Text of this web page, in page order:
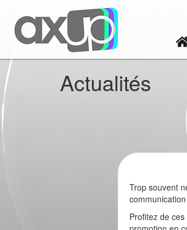
Actualités
Trop souvent
Profitez de